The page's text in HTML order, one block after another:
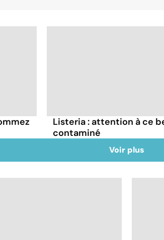
Listeria : attention à ce
contaminé
Voir plus